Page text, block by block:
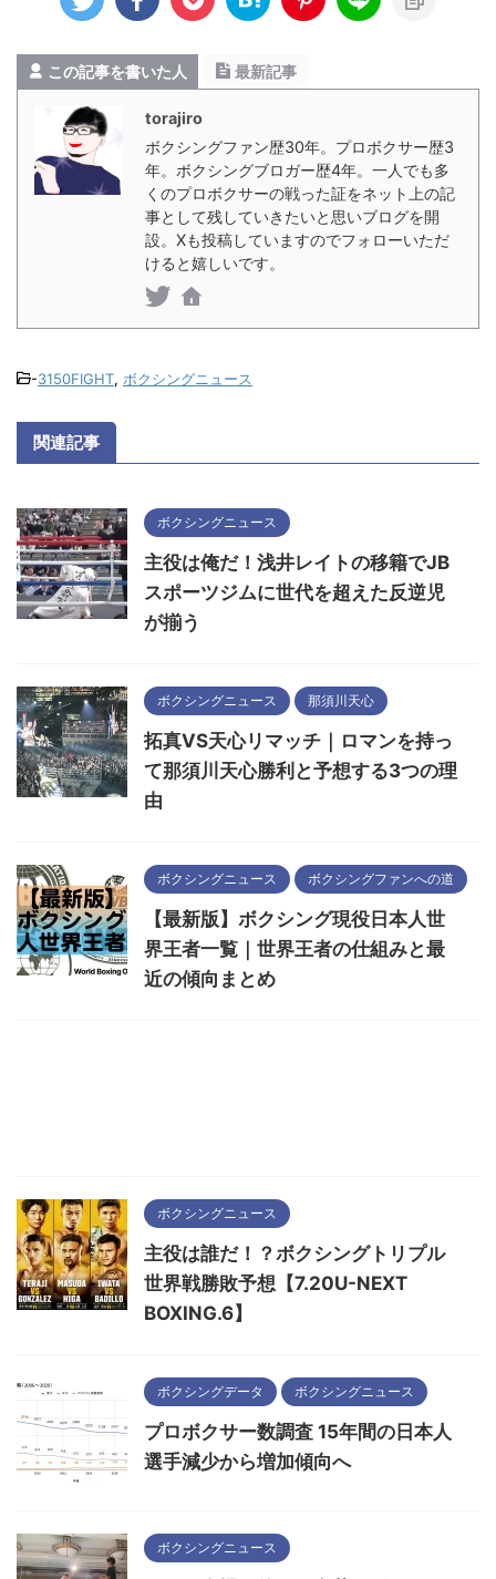
この記事を書いた人 最新記事
torajiro
ボクシングファン歴30年。プロボクサー歴3
年。ボクシングブロガー歴4年。一人でも多
くのプロボクサーの戦った証をネット上の記
事として残していきたいと思いブログを開
設。Xも投稿していますのでフォローいただ
けると嬉しいです。
-3150FIGHT, ボクシングニュース
関連記事
ボクシングニュース
主役は俺だ！浅井レイトの移籍でJB
スポーツジムに世代を超えた反逆児
が揃う
ボクシングニュース 那須川天心
拓真VS天心リマッチ｜ロマンを持っ
て那須川天心勝利と予想する3つの理
由
ボクシングニュース ボクシングファンへの道
【最新版】ボクシング現役日本人世
界王者一覧｜世界王者の仕組みと最
近の傾向まとめ
ボクシングニュース
主役は誰だ！？ボクシングトリプル
世界戦勝敗予想【7.20U-NEXT
BOXING.6】
ボクシングデータ ボクシングニュース
プロボクサー数調査 15年間の日本人
選手減少から増加傾向へ
ボクシングニュース